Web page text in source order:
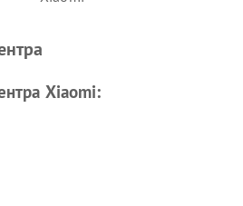
Ремонт смарт-часов Xiaomi
Xiaomi: